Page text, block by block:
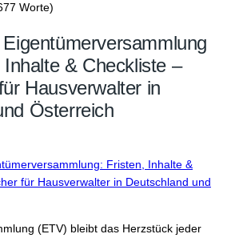
Worte)
& Checkliste –
Hausverwalter in
Österreich
(ETV) bleibt das Herzstück jeder